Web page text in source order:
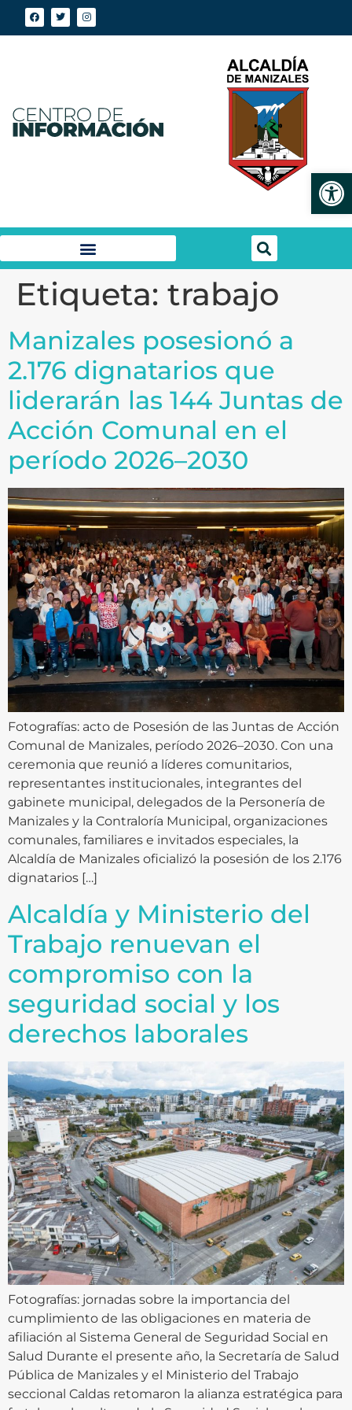
Etiqueta: trabajo
Manizales posesionó a
2.176 dignatarios que
liderarán las 144 Juntas de
Acción Comunal en el
período 2026–2030
Fotografías: acto de Posesión de las Juntas de Acción
Comunal de Manizales, período 2026–2030. Con una
ceremonia que reunió a líderes comunitarios,
representantes institucionales, integrantes del
gabinete municipal, delegados de la Personería de
Manizales y la Contraloría Municipal, organizaciones
comunales, familiares e invitados especiales, la
Alcaldía de Manizales oficializó la posesión de los 2.176
dignatarios […]
Alcaldía y Ministerio del
Trabajo renuevan el
compromiso con la
seguridad social y los
derechos laborales
Fotografías: jornadas sobre la importancia del
cumplimiento de las obligaciones en materia de
afiliación al Sistema General de Seguridad Social en
Salud Durante el presente año, la Secretaría de Salud
Pública de Manizales y el Ministerio del Trabajo
seccional Caldas retomaron la alianza estratégica para